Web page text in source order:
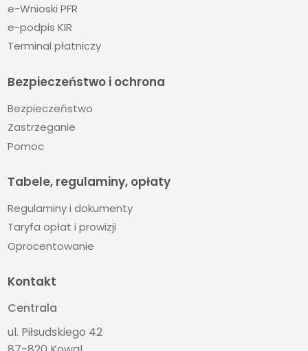
e-Wnioski PFR
e-podpis KIR
Terminal płatniczy
Bezpieczeństwo i ochrona
Bezpieczeństwo
Zastrzeganie
Pomoc
Tabele, regulaminy, opłaty
Regulaminy i dokumenty
Taryfa opłat i prowizji
Oprocentowanie
Kontakt
Centrala
ul. Piłsudskiego 42